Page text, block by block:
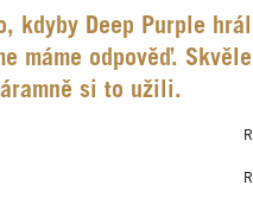
kdyby Deep Purple
máme odpověď.
si to užili.